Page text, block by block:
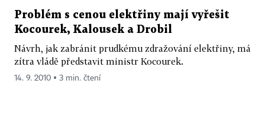
Problém s cenou elektřiny mají vyřešit
Kocourek, Kalousek a Drobil
Návrh, jak zabránit prudkému zdražování elektřiny, má
zítra vládě představit ministr Kocourek.
14. 9. 2010 ▪ 3 min. čtení